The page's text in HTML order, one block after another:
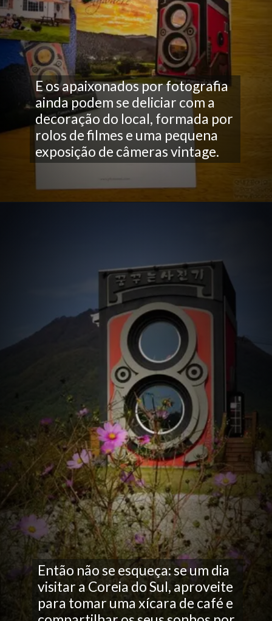
E os apaixonados por fotografia
ainda podem se deliciar com a
decoração do local, formada por
rolos de filmes e uma pequena
exposição de câmeras vintage.
Então não se esqueça: se um dia
visitar a Coreia do Sul, aproveite
para tomar uma xícara de café e